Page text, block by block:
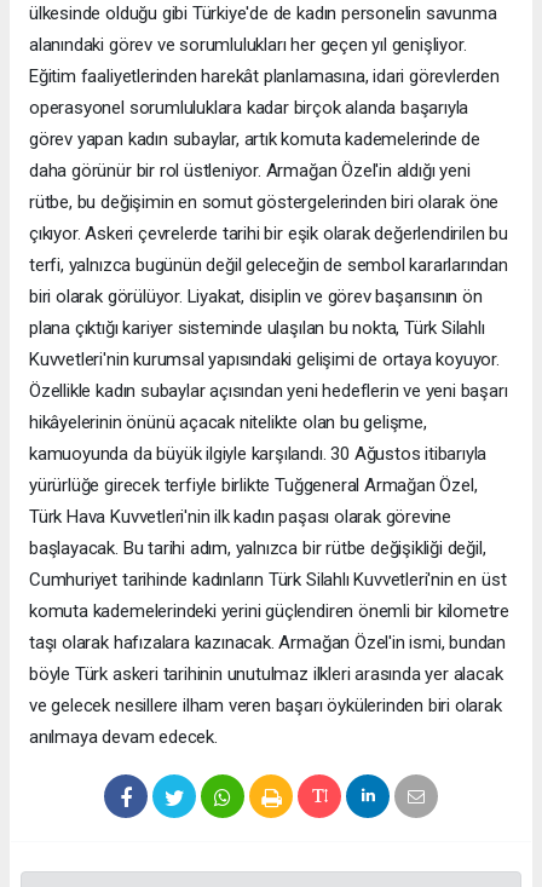
ülkesinde olduğu gibi Türkiye'de de kadın personelin savunma
alanındaki görev ve sorumlulukları her geçen yıl genişliyor.
Eğitim faaliyetlerinden harekât planlamasına, idari görevlerden
operasyonel sorumluluklara kadar birçok alanda başarıyla
görev yapan kadın subaylar, artık komuta kademelerinde de
daha görünür bir rol üstleniyor. Armağan Özel'in aldığı yeni
rütbe, bu değişimin en somut göstergelerinden biri olarak öne
çıkıyor. Askeri çevrelerde tarihi bir eşik olarak değerlendirilen bu
terfi, yalnızca bugünün değil geleceğin de sembol kararlarından
biri olarak görülüyor. Liyakat, disiplin ve görev başarısının ön
plana çıktığı kariyer sisteminde ulaşılan bu nokta, Türk Silahlı
Kuvvetleri'nin kurumsal yapısındaki gelişimi de ortaya koyuyor.
Özellikle kadın subaylar açısından yeni hedeflerin ve yeni başarı
hikâyelerinin önünü açacak nitelikte olan bu gelişme,
kamuoyunda da büyük ilgiyle karşılandı. 30 Ağustos itibarıyla
yürürlüğe girecek terfiyle birlikte Tuğgeneral Armağan Özel,
Türk Hava Kuvvetleri'nin ilk kadın paşası olarak görevine
başlayacak. Bu tarihi adım, yalnızca bir rütbe değişikliği değil,
Cumhuriyet tarihinde kadınların Türk Silahlı Kuvvetleri'nin en üst
komuta kademelerindeki yerini güçlendiren önemli bir kilometre
taşı olarak hafızalara kazınacak. Armağan Özel'in ismi, bundan
böyle Türk askeri tarihinin unutulmaz ilkleri arasında yer alacak
ve gelecek nesillere ilham veren başarı öykülerinden biri olarak
anılmaya devam edecek.